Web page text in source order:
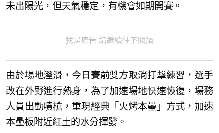
未出陽光，但天氣穩定，有機會如期開賽。
我是廣告 請繼續往下閱讀
由於場地溼滑，今日賽前雙方取消打擊練習，選手
改在外野進行熱身，為了加速場地快速恢復，場務
人員出動噴槍，重現經典「火烤本壘」方式，加速
本壘板附近紅土的水分揮發。